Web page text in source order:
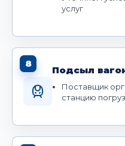
услуг
8
Подсыл
Поставщик
станцию